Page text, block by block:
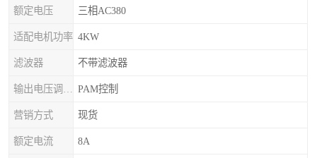
额定电压 三相AC380
适配电机功率 4KW
滤波器 不带滤波器
PAM控制
营销方式 现货
额定电流 8A